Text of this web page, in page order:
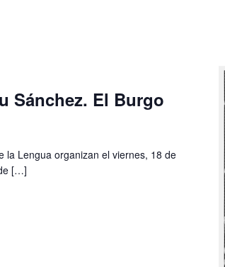
Sánchez. El Burgo
la Lengua organizan el viernes, 18 de
[…]